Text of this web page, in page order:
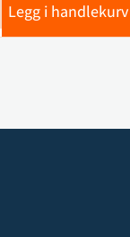
Legg i handlekurv